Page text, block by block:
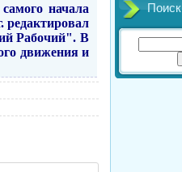
начала
редактировал
Рабочий". В
движения и
Поиск